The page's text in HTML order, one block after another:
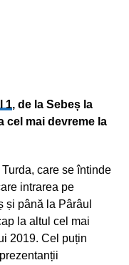
1, de la Sebeș la
cel mai devreme la
care se întinde
intrarea pe
și până la Pârâul
la altul cel mai
2019. Cel puțin